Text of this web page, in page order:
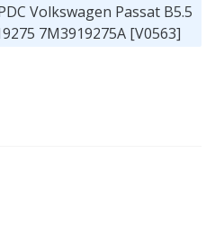
Volkswagen Passat B5.5
7M3919275A [V0563]